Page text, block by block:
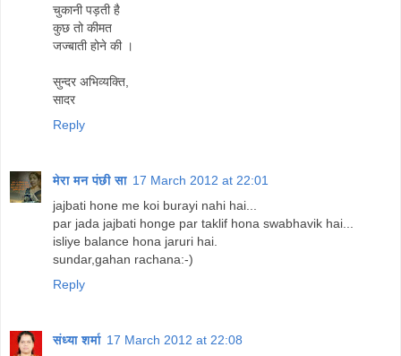
चुकानी पड़ती है
कुछ तो कीमत
जज्बाती होने की ।
सुन्दर अभिव्यक्ति,
सादर
Reply
मेरा मन पंछी सा 17 March 2012 at 22:01
jajbati hone me koi burayi nahi hai...
par jada jajbati honge par taklif hona swabhavik hai...
isliye balance hona jaruri hai.
sundar,gahan rachana:-)
Reply
संध्या शर्मा 17 March 2012 at 22:08